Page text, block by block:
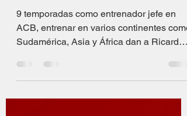
El Alma del Juego 39:
Ricard Casas
ACB, entrenar en varios continentes como
Sudamérica, Asia y África dan a Ricard
Casas, nuestro...